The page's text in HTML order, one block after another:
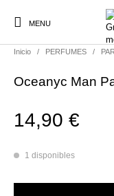
MENU
Inicio / PERFUMES /
Oceanyc Man
14,90€
1 disponibles